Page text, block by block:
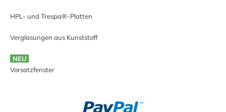
HPL- und Trespa®-Platten
Verglasungen aus Kunststoff
NEU
Vorsatzfenster